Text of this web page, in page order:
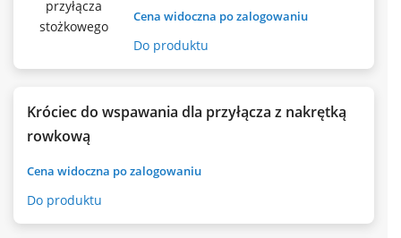
Cena widoczna po zalogowaniu
Do produktu
Króciec do wspawania dla przyłącza z nakrętką
rowkową
Cena widoczna po zalogowaniu
Do produktu